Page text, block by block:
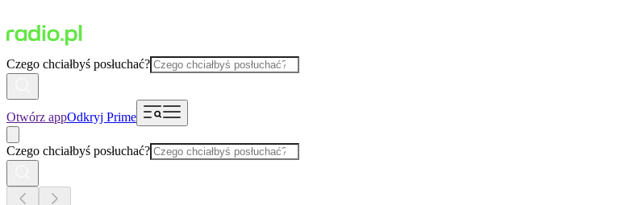
Czego chciałbyś posłuchać?
Otwórz appOdkryj Prime
Czego chciałbyś posłuchać?